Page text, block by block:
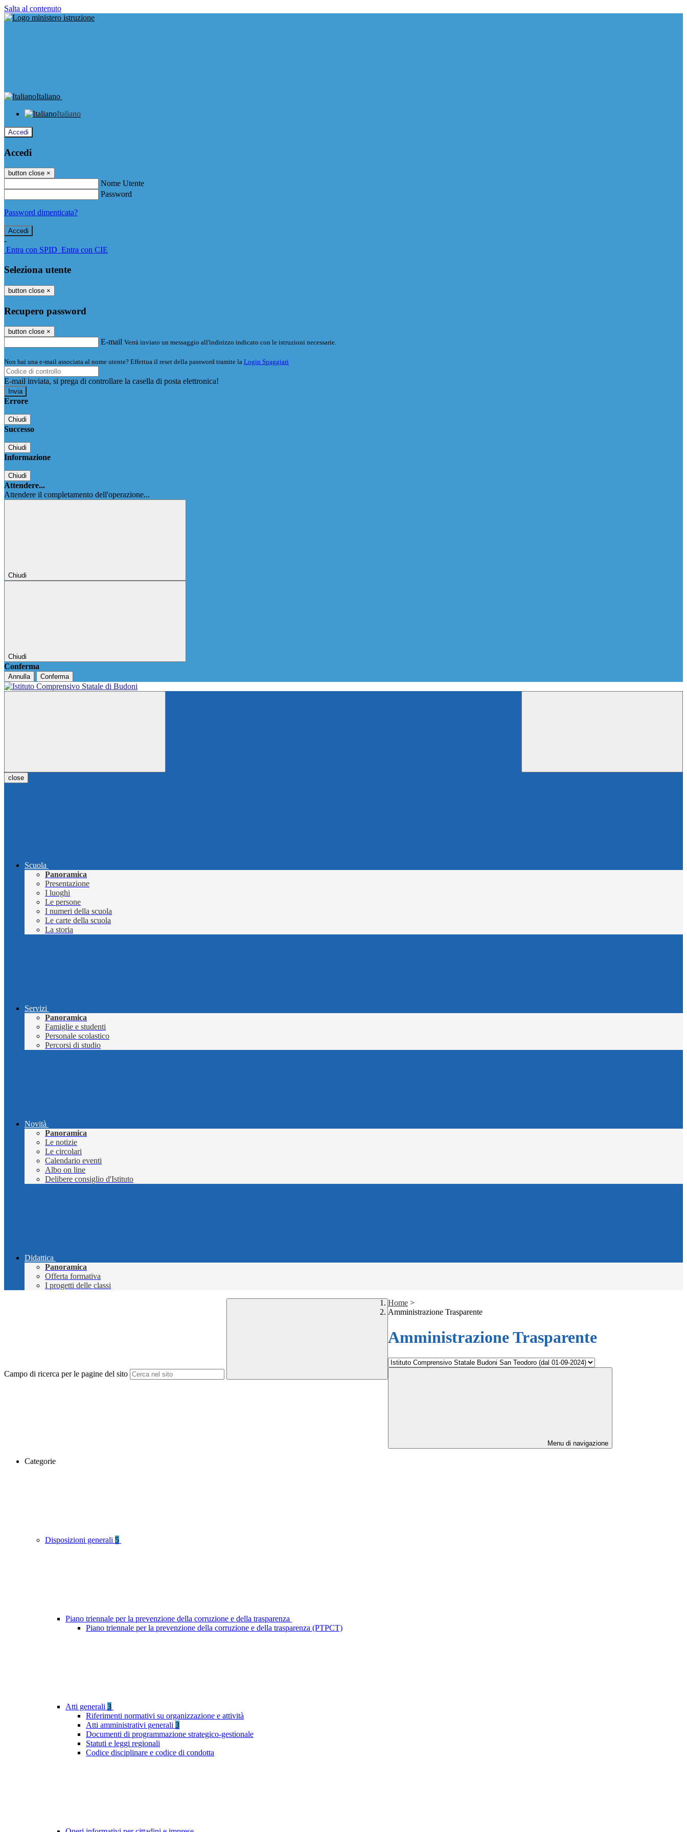
Salta al contenuto
Italiano
Italiano
Accedi
Accedi
button close ×
Nome Utente
Password
Password dimenticata?
-
Entra con SPID Entra con CIE
Seleziona utente
button close ×
Recupero password
button close ×
E-mail Verrà inviato un messaggio all'indirizzo indicato con le istruzioni necessarie.
Non hai una e-mail associata al nome utente? Effettua il reset della password tramite la Login Spaggiari
E-mail inviata, si prega di controllare la casella di posta elettronica!
Errore
Chiudi
Successo
Chiudi
Informazione
Chiudi
Attendere...
Attendere il completamento dell'operazione...
Chiudi
Chiudi
Conferma
Annulla Conferma
close
Scuola
Panoramica
Presentazione
I luoghi
Le persone
I numeri della scuola
Le carte della scuola
La storia
Servizi
Panoramica
Famiglie e studenti
Personale scolastico
Percorsi di studio
Novità
Panoramica
Le notizie
Le circolari
Calendario eventi
Albo on line
Delibere consiglio d'Istituto
Didattica
Panoramica
Offerta formativa
I progetti delle classi
Campo di ricerca per le pagine del sito
Home >
Amministrazione Trasparente
Amministrazione Trasparente
Menu di navigazione
Categorie
Disposizioni generali 5
Piano triennale per la prevenzione della corruzione e della trasparenza
Piano triennale per la prevenzione della corruzione e della trasparenza (PTPCT)
Atti generali 3
Riferimenti normativi su organizzazione e attività
Atti amministrativi generali 3
Documenti di programmazione strategico-gestionale
Statuti e leggi regionali
Codice disciplinare e codice di condotta